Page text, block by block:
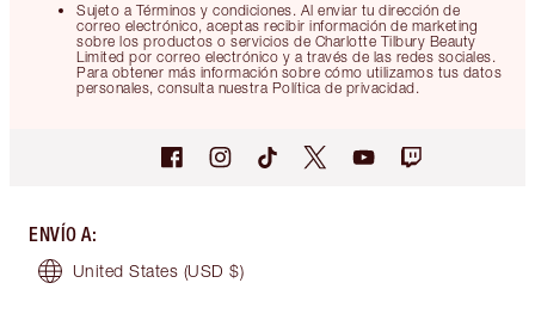
Sujeto a Términos y condiciones. Al enviar tu dirección de
correo electrónico, aceptas recibir información de marketing
sobre los productos o servicios de Charlotte Tilbury Beauty
Limited por correo electrónico y a través de las redes sociales.
Para obtener más información sobre cómo utilizamos tus datos
personales, consulta nuestra Política de privacidad.
ENVÍO A:
United States (USD $)